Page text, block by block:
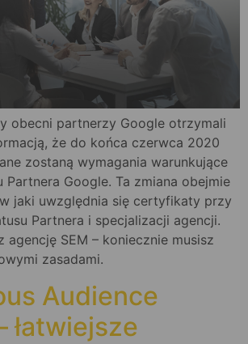
obecni partnerzy Google otrzymali
że do końca czerwca 2020
zostaną wymagania warunkujące
Partnera Google. Ta zmiana obejmie
jaki uwzględnia się certyfikaty przy
Partnera i specjalizacji agencji.
agencję SEM – koniecznie musisz
zasadami.
Audience
łatwiejsze